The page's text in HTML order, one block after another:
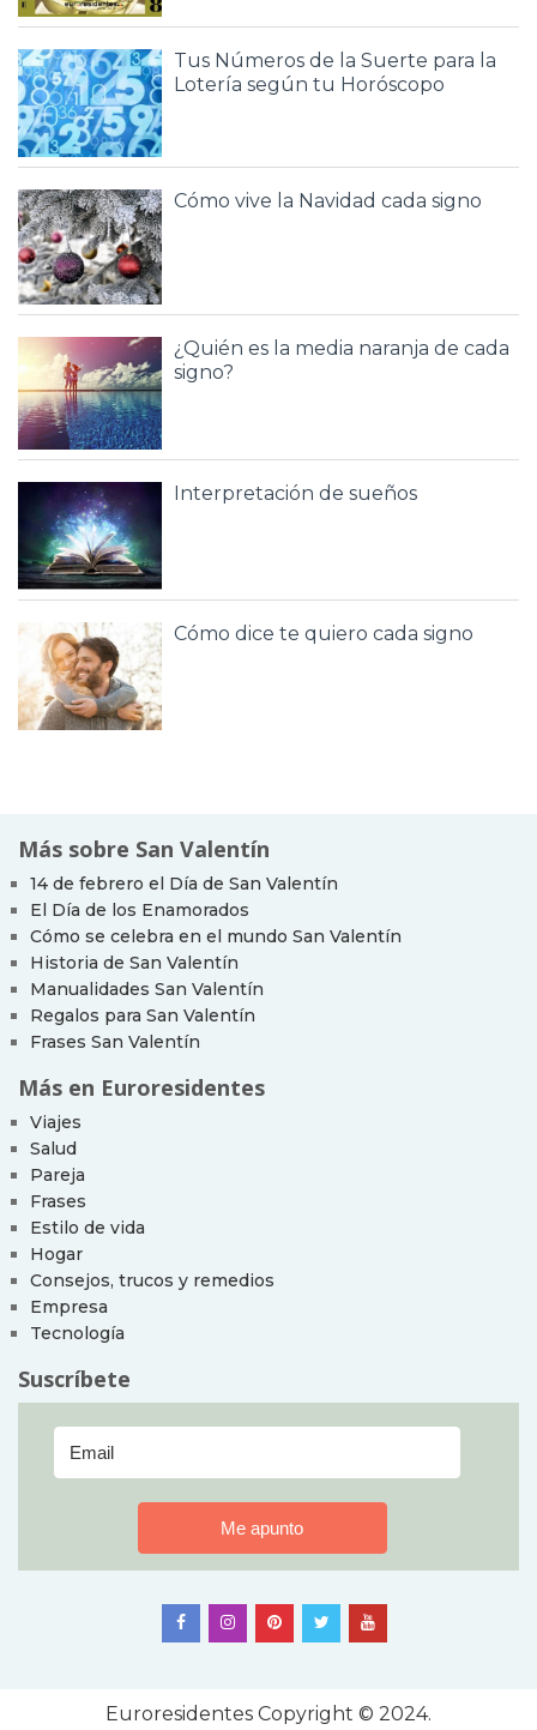
Tus Números de la Suerte para la
Lotería según tu Horóscopo
Cómo vive la Navidad cada signo
¿Quién es la media naranja de cada
signo?
Interpretación de sueños
Cómo dice te quiero cada signo
Más sobre San Valentín
14 de febrero el Día de San Valentín
El Día de los Enamorados
Cómo se celebra en el mundo San Valentín
Historia de San Valentín
Manualidades San Valentín
Regalos para San Valentín
Frases San Valentín
Más en Euroresidentes
Viajes
Salud
Pareja
Frases
Estilo de vida
Hogar
Consejos, trucos y remedios
Empresa
Tecnología
Suscríbete
Euroresidentes Copyright © 2024.